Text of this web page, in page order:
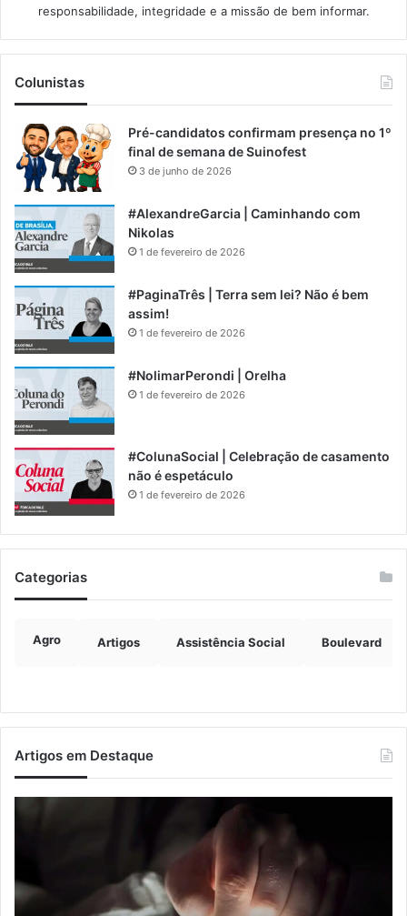
responsabilidade, integridade e a missão de bem informar.​
Colunistas
Pré-candidatos confirmam presença no 1º
final de semana de Suinofest
3 de junho de 2026
#AlexandreGarcia | Caminhando com
Nikolas
1 de fevereiro de 2026
#PaginaTrês | Terra sem lei? Não é bem
assim!
1 de fevereiro de 2026
#NolimarPerondi | Orelha
1 de fevereiro de 2026
#ColunaSocial | Celebração de casamento
não é espetáculo
1 de fevereiro de 2026
Categorias
Agro Artigos Assistência Social Boulevard
Artigos em Destaque
para
crimes